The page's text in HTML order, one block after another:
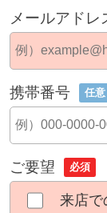
メールアドレ
携帯番号 任意
ご要望 必須
来店で